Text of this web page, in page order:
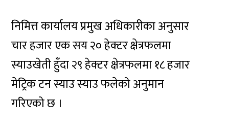
निमित्त कार्यालय प्रमुख अधिकारीका अनुसार
चार हजार एक सय २० हेक्टर क्षेत्रफलमा
स्याउखेती हुँदा २९ हेक्टर क्षेत्रफलमा १८ हजार
मेट्रिक टन स्याउ स्याउ फलेको अनुमान
गरिएको छ ।